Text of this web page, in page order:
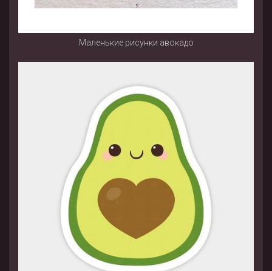
Маленькие рисунки авокадо